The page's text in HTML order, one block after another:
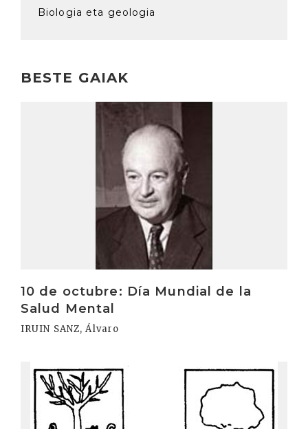
Biologia eta geologia
BESTE GAIAK
10 de octubre: Día Mundial de la
Salud Mental
IRUIN SANZ, Álvaro
Irakurri